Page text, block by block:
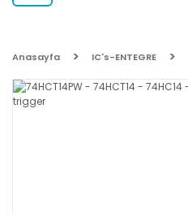
Anasayfa IC's-ENTEGRE